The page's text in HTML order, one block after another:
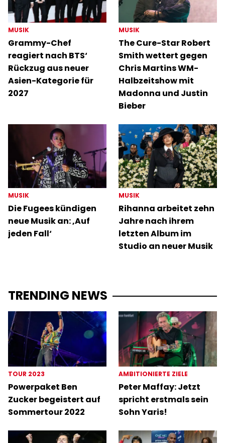
MUSIK
Grammy-Chef
reagiert nach BTS‘
Rückzug aus neuer
Asien-Kategorie für
2027
MUSIK
The Cure-Star Robert
Smith wettert gegen
Chris Martins WM-
Halbzeitshow mit
Madonna und Justin
Bieber
MUSIK
Die Fugees kündigen
neue Musik an: ‚Auf
jeden Fall‘
MUSIK
Rihanna arbeitet zehn
Jahre nach ihrem
letzten Album im
Studio an neuer Musik
TRENDING NEWS
TOUR 2023
Powerpaket Ben
Zucker begeistert auf
Sommertour 2022
AMBITIONIERTE ZIELE
Peter Maffay: Jetzt
spricht erstmals sein
Sohn Yaris!